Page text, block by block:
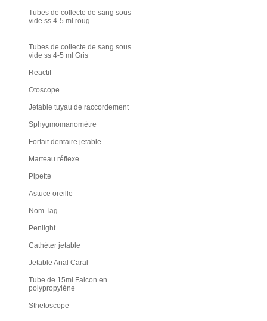
Tubes de collecte de sang sous
vide ss 4-5 ml roug
Tubes de collecte de sang sous
vide ss 4-5 ml Gris
Reactif
Otoscope
Jetable tuyau de raccordement
Sphygmomanomètre
Forfait dentaire jetable
Marteau réflexe
Pipette
Astuce oreille
Nom Tag
Penlight
Cathéter jetable
Jetable Anal Caral
Tube de 15ml Falcon en
polypropylène
Sthetoscope